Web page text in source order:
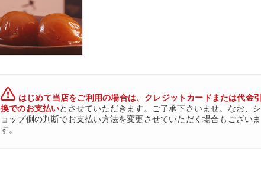
はじめて当店をご利用の場合は、クレジットカードまたは代金引
換でのお支払いとさせていただきます。ご了承下さいませ。なお、シ
ョップ側の判断でお支払い方法を変更させていただく場合もございま
す。